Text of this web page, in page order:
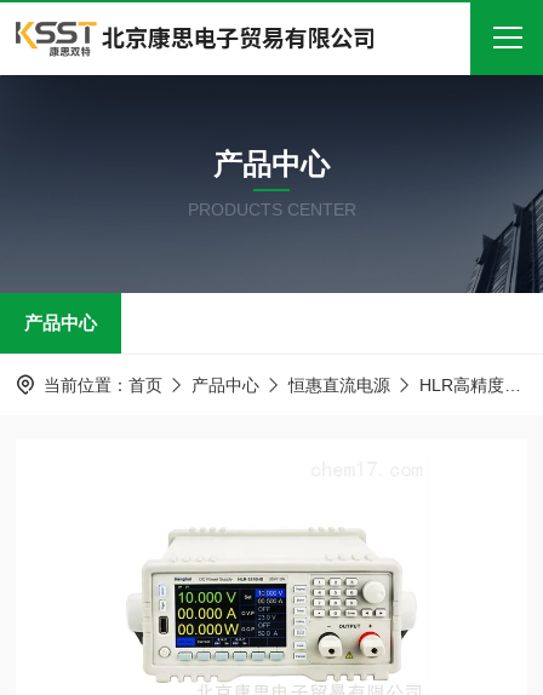
关于我们
产品中心
在线留言
产品中心
PRODUCTS CENTER
产品中心
当前位置： 首页 产品中心 恒惠直流电源 HLR高精度线性直流电源